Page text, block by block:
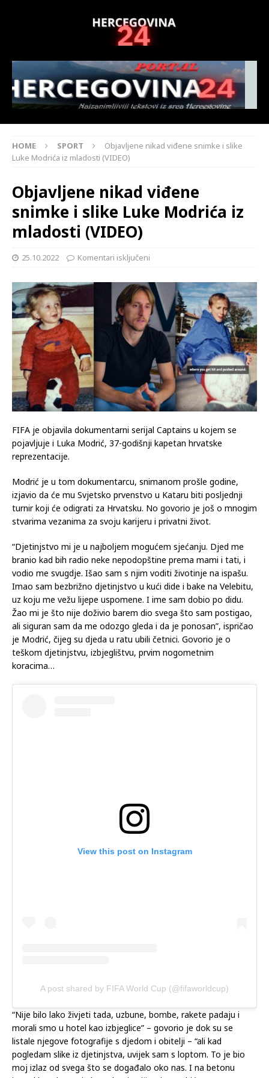
HOME SPORT
Objavljene nikad viđene snimke i slike
Luke Modrića iz mladosti (VIDEO)
Objavljene nikad viđene
snimke i slike Luke Modrića iz
mladosti (VIDEO)
25.10.2022 Komentari isključeni
FIFA je objavila dokumentarni serijal Captains u kojem se
pojavljuje i Luka Modrić, 37-godišnji kapetan hrvatske
reprezentacije.
Modrić je u tom dokumentarcu, snimanom prošle godine,
izjavio da će mu Svjetsko prvenstvo u Kataru biti posljednji
turnir koji će odigrati za Hrvatsku. No govorio je još o mnogim
stvarima vezanima za svoju karijeru i privatni život.
“Djetinjstvo mi je u najboljem mogućem sjećanju. Djed me
branio kad bih radio neke nepodopštine prema mami i tati, i
vodio me svugdje. Išao sam s njim voditi životinje na ispašu.
Imao sam bezbrižno djetinjstvo u kući dide i bake na Velebitu,
uz koju me vežu lijepe uspomene. I ime sam dobio po didu.
Žao mi je što nije doživio barem dio svega što sam postigao,
ali siguran sam da me odozgo gleda i da je ponosan”, ispričao
je Modrić, čijeg su djeda u ratu ubili četnici. Govorio je o
teškom djetinjstvu, izbjeglištvu, prvim nogometnim
koracima…
View this post on Instagram
A post shared by FIFA World Cup (@fifaworldcup)
“Nije bilo lako živjeti tada, uzbune, bombe, rakete padaju i
morali smo u hotel kao izbjeglice” – govorio je dok su se
listale njegove fotografije s djedom i obitelji – “ali kad
pogledam slike iz djetinjstva, uvijek sam s loptom. To je bio
moj izlaz od svega što se događalo oko nas. I na betonu